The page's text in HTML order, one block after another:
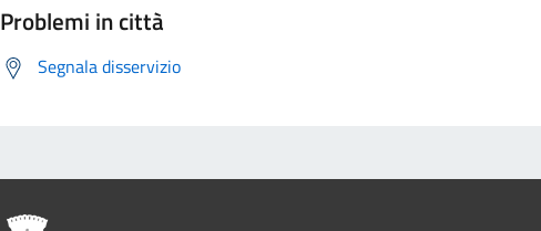
Problemi in città
Segnala disservizio